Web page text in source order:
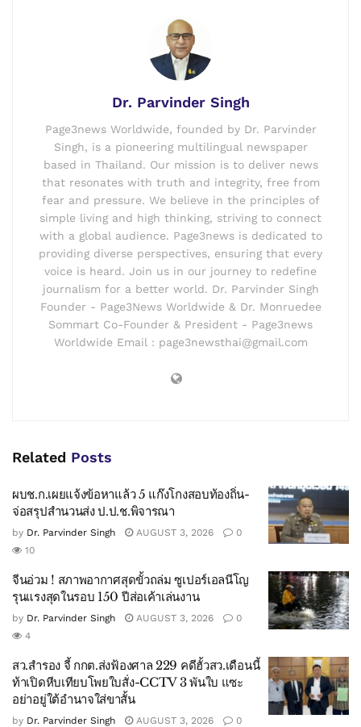
Dr. Parvinder Singh
Page3news Worldwide, founded by Dr. Parvinder
Singh, is a pioneering multilingual newspaper
based in Thailand. Our mission is to deliver news
that resonates with truth and integrity, free from
fear and pressure. We believe in the principles of
simple living and high thinking, striving to connect
with a global audience. Page3news is dedicated to
providing diverse perspectives, ensuring that every
voice is heard. Join us in our journey to redefine
journalism for a better world. Dr. Parvinder Singh
Founder - Page3News Worldwide & Dr. Monruedee
Sommart Co-Founder & President - Page3news
Worldwide Email : page3newsthai@gmail.com
Related Posts
ผบช.ก.เผยแจ้งข้อหาแล้ว 5 แก๊งโกงสอบท้องถิ่น-
จ่อสรุปสำนวนส่ง ป.ป.ช.พิจารณา
by Dr. Parvinder Singh AUGUST 3, 2026
0
10
จีนอ่วม ! สภาพอากาศสุดขั้วถล่ม ซูเปอร์เอลนีโญ
รุนแรงสุดในรอบ 150 ปีส่อเค้าเล่นงาน
by Dr. Parvinder Singh AUGUST 3, 2026
0
4
สว.สำรอง จี้ กกต.ส่งฟ้องศาล 229 คดีฮั้วสว.เดือนนี้
ท้าเปิดหีบเทียบโพยใบสั่ง-CCTV 3 พันใบ แซะ
อย่าอยู่ใต้อำนาจใส่ขาสั้น
by Dr. Parvinder Singh AUGUST 3, 2026
0